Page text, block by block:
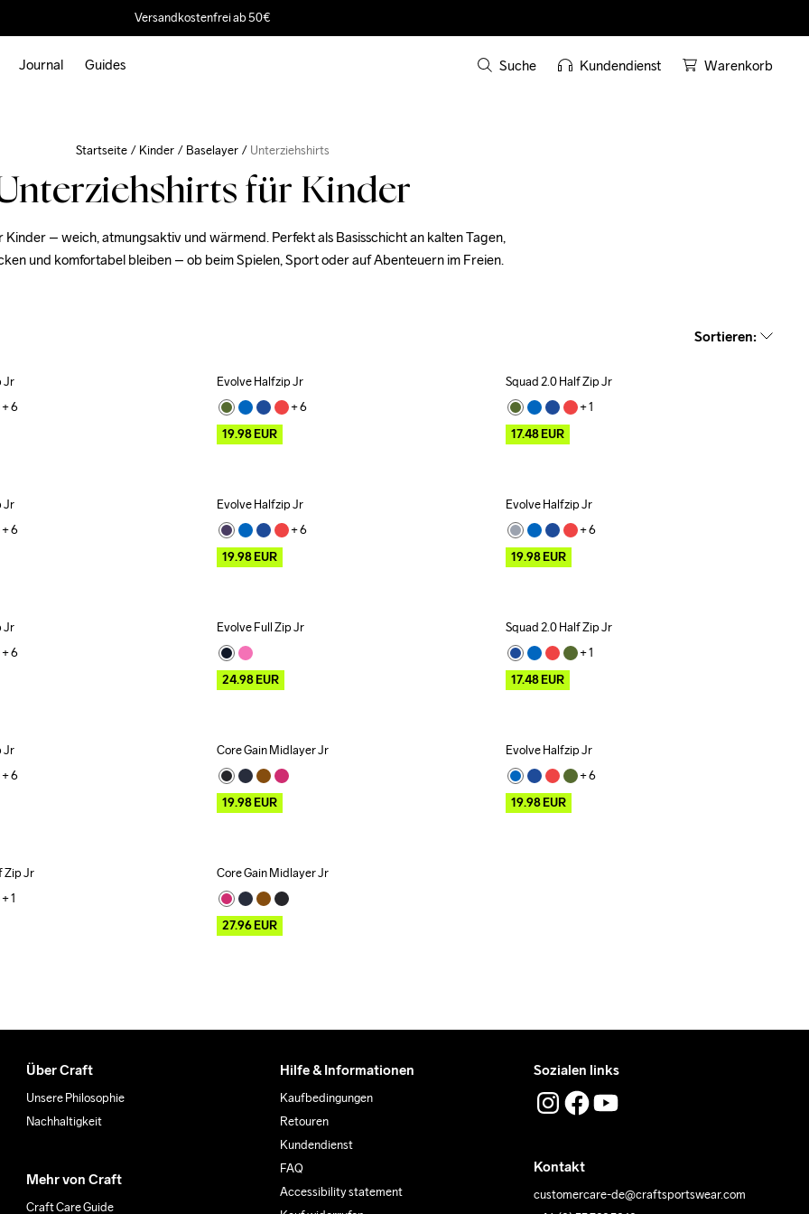
Versandkostenfrei ab 50€
Journal Guides Suche Kundendienst Warenkorb
Startseite Kinder Baselayer Unterziehshirts
für Kinder
Kinder – weich, atmungsaktiv und wärmend. Perfekt als Basisschicht an kalten Tagen,
und komfortabel bleiben – ob beim Spielen, Sport oder auf Abenteuern im Freien.
Sortieren:
Jr
+ 6
Outlet
Evolve Halfzip Jr
+ 6
19.98EUR
Outlet Recycled
Squad 2.0 Half Zip Jr
+ 1
17.48EUR
Jr
+ 6
Outlet
Evolve Halfzip Jr
+ 6
19.98EUR
Outlet
Evolve Halfzip Jr
+ 6
19.98EUR
Jr
+ 6
Outlet
Evolve Full Zip Jr
24.98EUR
Outlet Recycled
Squad 2.0 Half Zip Jr
+ 1
17.48EUR
Jr
+ 6
Outlet
Core Gain Midlayer Jr
19.98EUR
Outlet
Evolve Halfzip Jr
+ 6
19.98EUR
Zip Jr
+ 1
Outlet
Core Gain Midlayer Jr
27.96EUR
Über Craft
Unsere Philosophie
Nachhaltigkeit
Mehr von Craft
Craft Care Guide
Hilfe & Informationen
Kaufbedingungen
Retouren
Kundendienst
FAQ
Accessibility statement
Sozialen links
Kontakt
customercare-de@craftsportswear.com